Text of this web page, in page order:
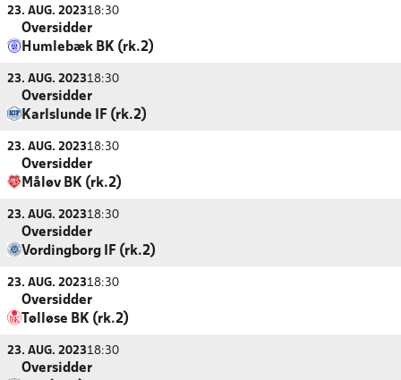
23. AUG. 202318:30
Oversidder
Humlebæk BK (rk.2)
23. AUG. 202318:30
Oversidder
Karlslunde IF (rk.2)
23. AUG. 202318:30
Oversidder
Måløv BK (rk.2)
23. AUG. 202318:30
Oversidder
Vordingborg IF (rk.2)
23. AUG. 202318:30
Oversidder
Tølløse BK (rk.2)
23. AUG. 202318:30
Oversidder